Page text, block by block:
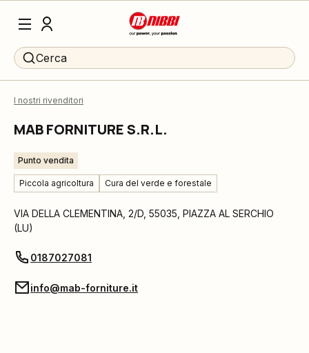
Cerca
I nostri rivenditori
MAB FORNITURE S.R.L.
Punto vendita
Piccola agricoltura Cura del verde e forestale
VIA DELLA CLEMENTINA, 2/D 55035 PIAZZA AL SERCHIO
(LU)
0187027081
info@mab-forniture.it